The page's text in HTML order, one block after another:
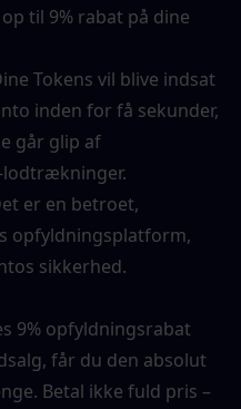
til 9% rabat på dine
Tokens vil blive indsat
inden for få sekunder,
går glip af
er en betroet,
opfyldningsplatform,
sikkerhed.
9% opfyldningsrabat
får du den absolut
Betal ikke fuld pris –